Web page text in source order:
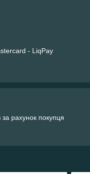
- LiqPay
рахунок покупця